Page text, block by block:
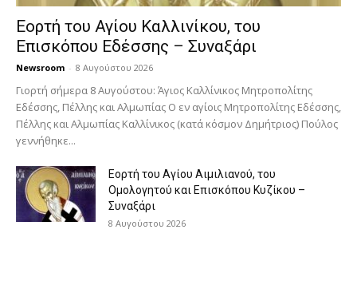
Εορτή του Αγίου Καλλινίκου, του
Επισκόπου Εδέσσης – Συναξάρι
Newsroom - 8 Αυγούστου 2026
Γιορτή σήμερα 8 Αυγούστου: Άγιος Καλλίνικος Μητροπολίτης
Εδέσσης, Πέλλης και Αλμωπίας Ο εν αγίοις Μητροπολίτης Εδέσσης,
Πέλλης και Αλμωπίας Καλλίνικος (κατά κόσμον Δημήτριος) Πούλος
γεννήθηκε...
Εορτή του Αγίου Αιμιλιανού, του
Ομολογητού και Επισκόπου Κυζίκου –
Συναξάρι
8 Αυγούστου 2026